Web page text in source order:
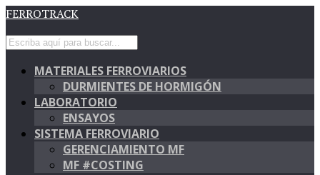
FERROTRACK
MATERIALES FERROVIARIOS
DURMIENTES DE HORMIGÓN
LABORATORIO
ENSAYOS
SISTEMA FERROVIARIO
GERENCIAMIENTO MF
MF #COSTING